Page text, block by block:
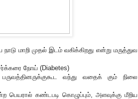
மாறி முதல் இடம் வகிக்கிறது என்று மருத்துவ
நோய் (Diabetes)
வந்து வதைக் கும் நிலை
கண்டபடி கொழுப்பும், அளவுக்கு மீறிய